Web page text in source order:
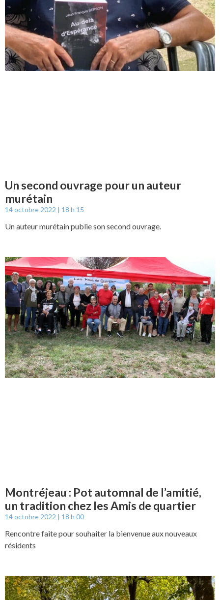
Un second ouvrage pour un auteur
murétain
14 octobre 2022 18 h 15
Un auteur murétain publie son second ouvrage.
Montréjeau : Pot automnal de l’amitié,
un tradition chez les Amis de quartier
14 octobre 2022 18 h 00
Rencontre faite pour souhaiter la bienvenue aux nouveaux
résidents